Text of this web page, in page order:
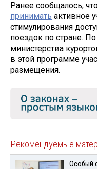
Ранее сообщалось,
принимать активное
стимулирования
поездок по стране.
министерства
в этой программе
размещения.
Рекомендуемые
Особый